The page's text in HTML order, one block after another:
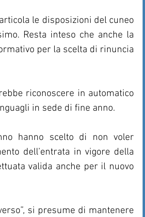
le disposizioni del cuneo
Resta inteso che anche la
per la scelta di rinuncia
riconoscere in automatico
in sede di fine anno.
hanno scelto di non voler
dell’entrata in vigore della
valida anche per il nuovo
si presume di mantenere